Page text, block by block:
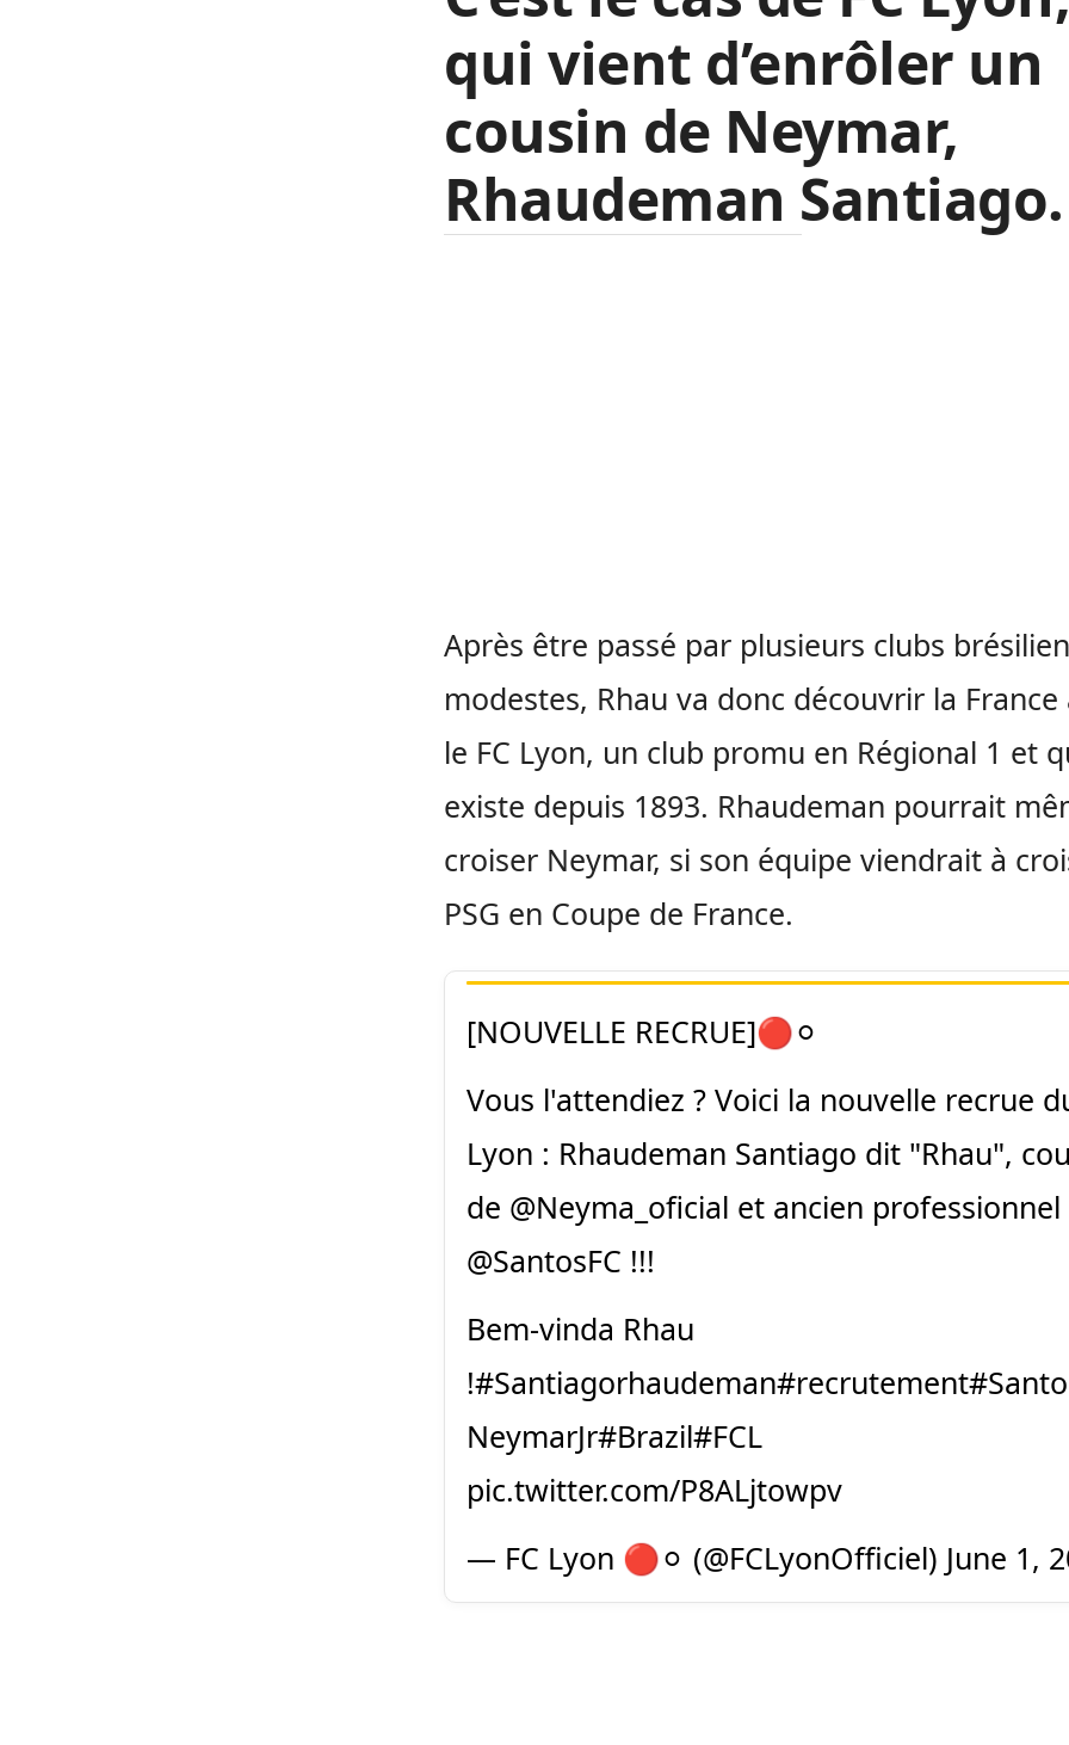
qui vient d’enrôler un
cousin de Neymar,
Rhaudeman Santiago.
Après être passé par plusieurs clubs
modestes, Rhau va donc découvrir la France
le FC Lyon, un club promu en Régional 1 et
existe depuis 1893. Rhaudeman pourrait
croiser Neymar, si son équipe viendrait à
PSG en Coupe de France.
[NOUVELLE RECRUE]🔴⚪
Vous l'attendiez ? Voici la nouvelle recrue
Lyon : Rhaudeman Santiago dit "Rhau",
de @Neyma_oficial et ancien professionnel
@SantosFC !!!
Bem-vinda Rhau
!#Santiagorhaudeman#recrutement
NeymarJr#Brazil#FCL
pic.twitter.com/P8ALjtowpv
— FC Lyon 🔴⚪️ (@FCLyonOfficiel) June 1,